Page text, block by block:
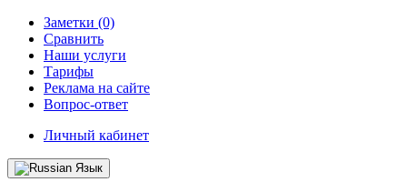
Заметки (0)
Сравнить
Наши услуги
Тарифы
Реклама на сайте
Вопрос-ответ
Личный кабинет
Язык